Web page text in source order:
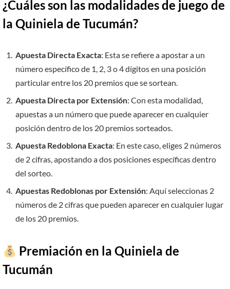
¿Cuáles son las modalidades de juego de
la Quiniela de Tucumán?
Apuesta Directa Exacta: Esta se refiere a apostar a un
número específico de 1, 2, 3 o 4 dígitos en una posición
particular entre los 20 premios que se sortean.
Apuesta Directa por Extensión: Con esta modalidad,
apuestas a un número que puede aparecer en cualquier
posición dentro de los 20 premios sorteados.
Apuesta Redoblona Exacta: En este caso, eliges 2 números
de 2 cifras, apostando a dos posiciones específicas dentro
del sorteo.
Apuestas Redoblonas por Extensión: Aquí seleccionas 2
números de 2 cifras que pueden aparecer en cualquier lugar
de los 20 premios.
Premiación en la Quiniela de
Tucumán